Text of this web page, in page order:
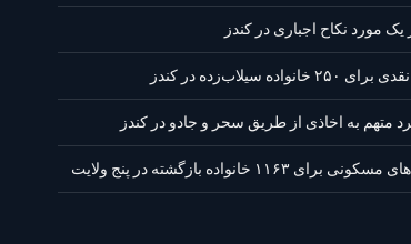
یک مورد نکاح اجباری در کندز
سیلاب‌زده در کندز
متهم به اخاذی از طریق سحر و جادو در کندز
۱۱۶۳ خانواده بازگشته در پنج ولایت